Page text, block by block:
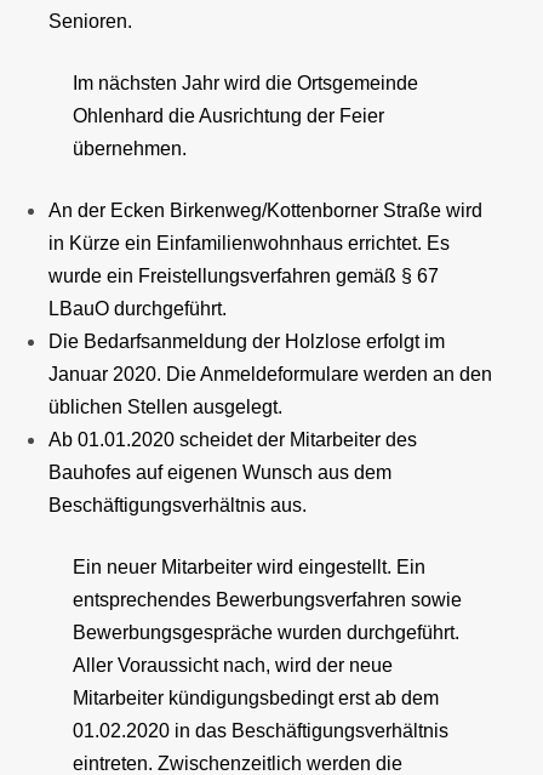
Senioren.
Im nächsten Jahr wird die Ortsgemeinde
Ohlenhard die Ausrichtung der Feier
übernehmen.
An der Ecken Birkenweg/Kottenborner Straße wird
in Kürze ein Einfamilienwohnhaus errichtet. Es
wurde ein Freistellungsverfahren gemäß § 67
LBauO durchgeführt.
Die Bedarfsanmeldung der Holzlose erfolgt im
Januar 2020. Die Anmeldeformulare werden an den
üblichen Stellen ausgelegt.
Ab 01.01.2020 scheidet der Mitarbeiter des
Bauhofes auf eigenen Wunsch aus dem
Beschäftigungsverhältnis aus.
Ein neuer Mitarbeiter wird eingestellt. Ein
entsprechendes Bewerbungsverfahren sowie
Bewerbungsgespräche wurden durchgeführt.
Aller Voraussicht nach, wird der neue
Mitarbeiter kündigungsbedingt erst ab dem
01.02.2020 in das Beschäftigungsverhältnis
eintreten. Zwischenzeitlich werden die